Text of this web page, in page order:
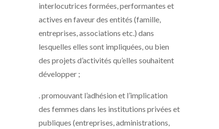
interlocutrices formées, performantes et
actives en faveur des entités (famille,
entreprises, associations etc.) dans
lesquelles elles sont impliquées, ou bien
des projets d’activités qu’elles souhaitent
développer ;
. promouvant l’adhésion et l’implication
des femmes dans les institutions privées et
publiques (entreprises, administrations,